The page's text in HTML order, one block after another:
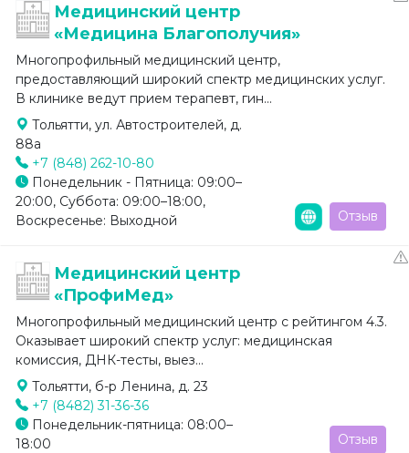
Медицинский центр
«Медицина Благополучия»
Многопрофильный медицинский центр,
предоставляющий широкий спектр медицинских услуг.
В клинике ведут прием терапевт, гин...
Тольятти, ул. Автостроителей, д.
88а
+7 (848) 262-10-80
Понедельник - Пятница: 09:00–
20:00, Суббота: 09:00–18:00,
Воскресенье: Выходной
Отзыв
Медицинский центр
«ПрофиМед»
Многопрофильный медицинский центр с рейтингом 4.3.
Оказывает широкий спектр услуг: медицинская
комиссия, ДНК-тесты, выез...
Тольятти, б-р Ленина, д. 23
+7 (8482) 31-36-36
Понедельник-пятница: 08:00–
18:00
Отзыв